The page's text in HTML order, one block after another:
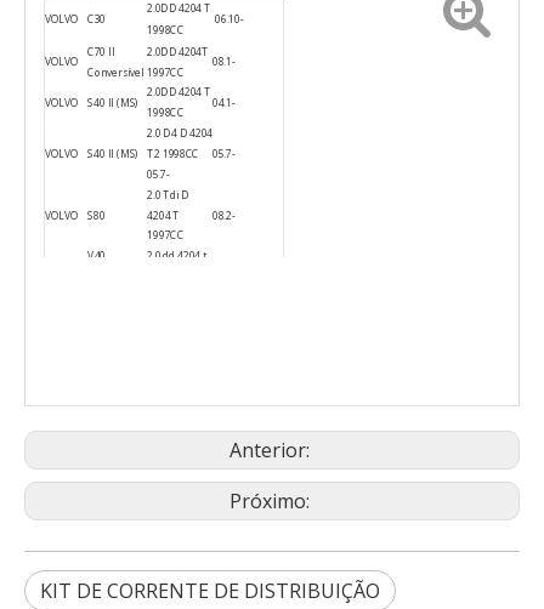
VOLVO C30
2.0DD 4204 T
1998CC
06.10-
VOLVO
C70 II
Conversível
2.0DD 4204T
1997CC
08.1-
VOLVO S40 II (MS)
2.0DD 4204 T
1998CC
04.1-
VOLVO S40 II (MS)
2.0 D4 D 4204
T2 1998CC
05.7-
05.7-
VOLVO S80
2.0 Tdi D
4204 T
1997CC
08.2-
V40 2.0 dd 4204 t
Anterior:
Próximo:
KIT DE CORRENTE DE DISTRIBUIÇÃO